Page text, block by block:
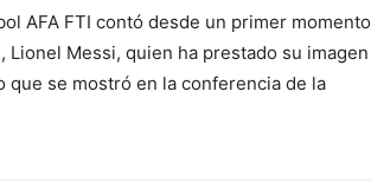
AFA FTI contó desde un primer momento
Messi, quien ha prestado su imagen
que se mostró en la conferencia de la